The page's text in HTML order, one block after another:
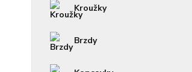
Kroužky
Brzdy